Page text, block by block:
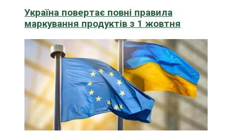
Україна повертає повні правила
маркування продуктів з 1 жовтня